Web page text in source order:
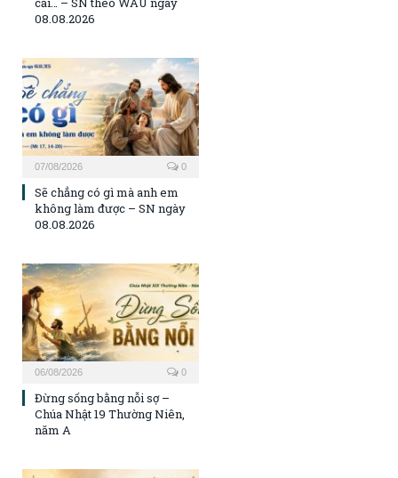
08.08.2026
07/08/2026 0
Sẽ chẳng có gì mà anh em
không làm được – SN ngày
08.08.2026
06/08/2026 0
Đừng sống bằng nỗi sợ –
Chúa Nhật 19 Thường Niên,
năm A